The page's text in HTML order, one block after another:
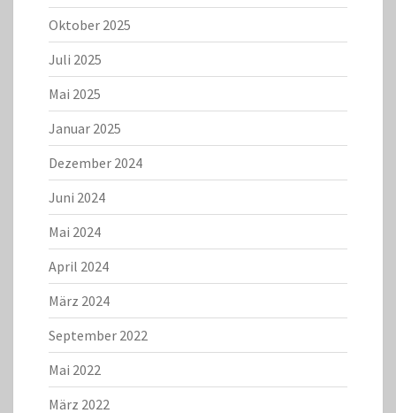
Oktober 2025
Juli 2025
Mai 2025
Januar 2025
Dezember 2024
Juni 2024
Mai 2024
April 2024
März 2024
September 2022
Mai 2022
März 2022